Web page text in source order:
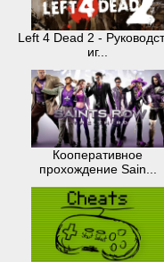
Left 4 Dead 2 -
иг...
Кооперативное
прохождение Sain...